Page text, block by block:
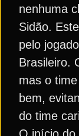
nenhuma
Sidão.
pelo
Brasileiro.
mas o
bem,
do time